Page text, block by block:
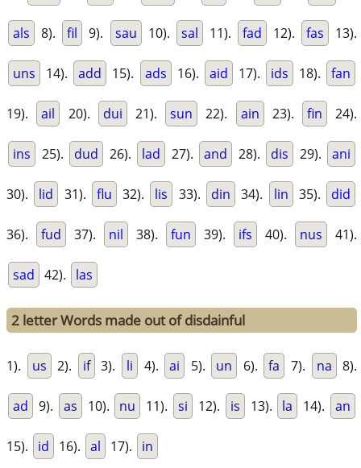
als 8). fil 9). sau 10). sal 11). fad 12). fas 13).
uns 14). add 15). ads 16). aid 17). ids 18). fan
19). ail 20). dui 21). sun 22). ain 23). fin 24).
ins 25). dud 26). lad 27). and 28). dis 29). ani
30). lid 31). flu 32). lis 33). din 34). lin 35). did
36). fud 37). nil 38). fun 39). ifs 40). nus 41).
sad 42). las
2 letter Words made out of disdainful
1). us 2). if 3). li 4). ai 5). un 6). fa 7). na 8).
ad 9). as 10). nu 11). si 12). is 13). la 14). an
15). id 16). al 17). in